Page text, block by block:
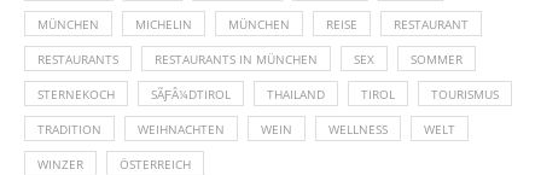
MÜNCHEN MICHELIN MÜNCHEN REISE RESTAURANT
RESTAURANTS RESTAURANTS IN MÜNCHEN SEX SOMMER
STERNEKOCH SÃƑÂ¼DTIROL THAILAND TIROL TOURISMUS
TRADITION WEIHNACHTEN WEIN WELLNESS WELT
WINZER ÖSTERREICH